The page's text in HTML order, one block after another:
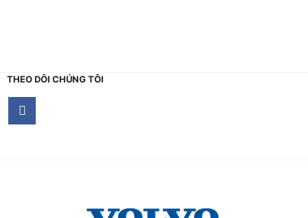
THEO DÕI CHÚNG TÔI